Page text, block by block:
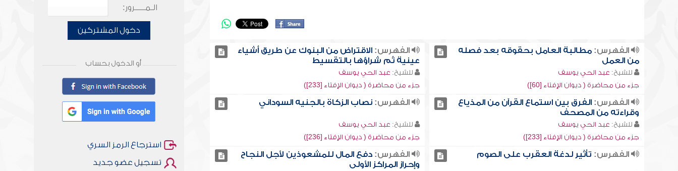
الفهرس:مطالبة العامل بحقوقه بعد فصله
من العمل
للشيخ: عبد الحي يوسف
جزء من محاضرة ( ديوان الإفتاء [60])
الفهرس: الاقتراض من البنوك عن طريق أشياء
عينية ثم شراؤها بالتقسيط
للشيخ: عبد الحي يوسف
جزء من محاضرة ( ديوان الإفتاء [233])
الفهرس:الفرق بين استماع القرآن من المذياع
وقراءته من المصحف
للشيخ: عبد الحي يوسف
جزء من محاضرة ( ديوان الإفتاء [233])
الفهرس: نصاب الزكاة بالجنيه السوداني
للشيخ: عبد الحي يوسف
جزء من محاضرة ( ديوان الإفتاء [236])
الفهرس: تأثير لدغة العقرب على الصوم الفهرس: دفع المال للمشعوذين لأجل النجاح
وإحراز المراكز الأولى
الـمـــــرور:
دخول المشتركين
أو الدخول بحساب
استرجاع الرمز السري
تسجيل عضو جديد